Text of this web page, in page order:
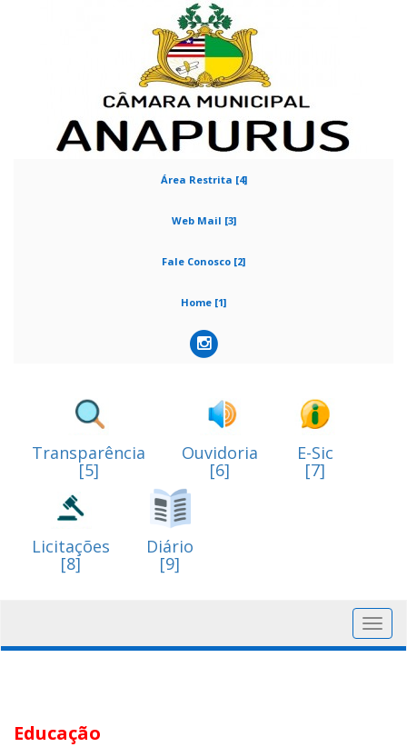
Área Restrita [4]
Web Mail [3]
Fale Conosco [2]
Home [1]
Transparência
[5]
Ouvidoria
[6]
E-Sic
[7]
Licitações
[8]
Diário
[9]
Educação